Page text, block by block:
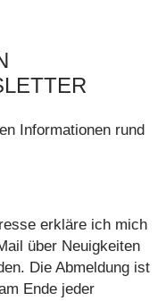
Informationen rund
erkläre ich mich
über Neuigkeiten
Die Abmeldung ist
Ende jeder